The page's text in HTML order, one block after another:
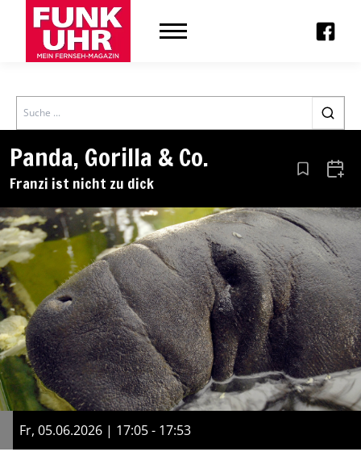
Search
Panda, Gorilla & Co.
Franzi ist nicht zu dick Aus den
Fr, 05.06.2026 | 17:05 - 17:53